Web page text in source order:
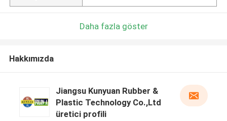
Daha fazla göster
Hakkımızda
Jiangsu Kunyuan Rubber &
Plastic Technology Co.,Ltd
üretici profili